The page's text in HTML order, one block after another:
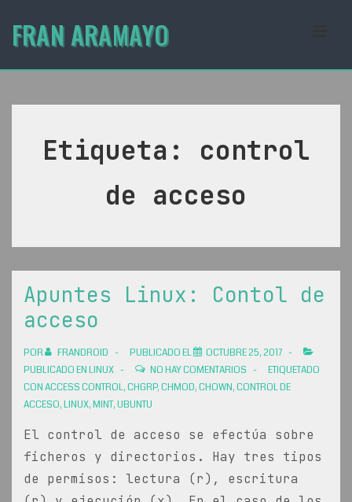
Saltar
contenido
FRAN ARAMAYO
principal
Etiqueta: control
de acceso
Apuntes Linux: Contol de
acceso
POR FRANDROID PUBLICADO EL
OCTUBRE 25, 2017
PUBLICADO ENLINUX NO HAY COMENTARIOS
ETIQUETADO
CONACCESS CONTROL,CHGRP,CHMOD,CHOWN,CONTROL DE
ACCESO,LINUX,MINT,UBUNTU
El control de acceso se efectúa sobre
ficheros y directorios. Hay tres tipos
de permisos: lectura (r), escritura